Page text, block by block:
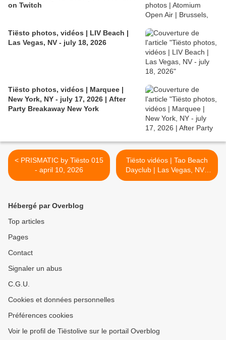
on Twitch
Tiësto photos, vidéos | LIV Beach |
Las Vegas, NV - july 18, 2026
Tiësto photos, vidéos | Marquee |
New York, NY - july 17, 2026 | After
Party Breakaway New York
< PRISMATIC by Tiësto 015
- april 10, 2026
Tiësto vidéos | Tao Beach
Dayclub | Las Vegas, NV -
april 11, 2026 >
Hébergé par Overblog
Top articles
Pages
Contact
Signaler un abus
C.G.U.
Cookies et données personnelles
Préférences cookies
Voir le profil de Tiëstolive sur le portail Overblog